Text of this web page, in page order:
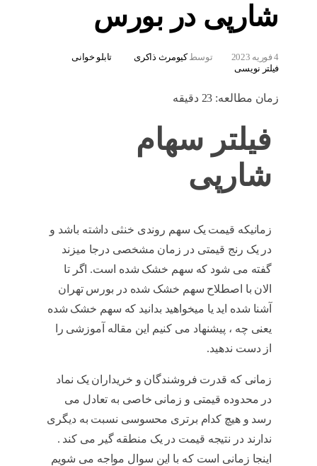
شارپی در بورس
4 فوریه 2023 توسط کیومرث ذاکری
تابلو خوانی
فیلتر نویسی
زمان مطالعه: 23 دقیقه
فیلتر سهام
شارپی
زمانیکه قیمت یک سهم روندی خنثی داشته باشد و
در یک رنج قیمتی در زمان مشخصی درجا میزند
گفته می شود که سهم خشک شده است. اگر تا
الان با اصطلاح سهم خشک شده در بورس تهران
آشنا شده اید یا میخواهید بدانید که سهم خشک شده
یعنی چه ، پیشنهاد می کنیم این مقاله آموزشی را
از دست ندهید.
زمانی که قدرت فروشندگان و خریداران یک نماد
در محدوده قیمتی و زمانی خاصی به تعادل می
رسد و هیچ کدام برتری محسوسی نسبت به دیگری
ندارند در نتیجه قیمت در یک منطقه گیر می کند .
اینجا زمانی است که با این سوال مواجه می شویم